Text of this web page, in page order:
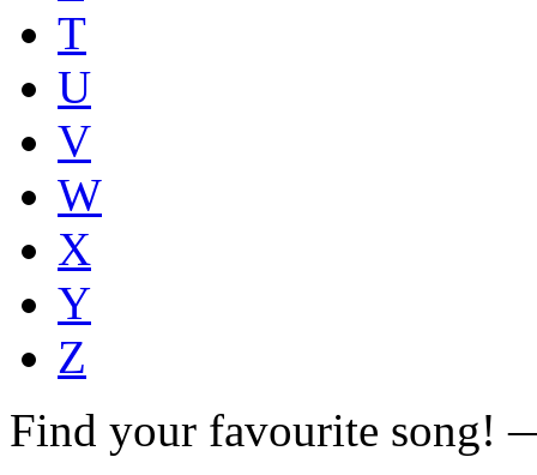
T
U
V
W
X
Y
Z
Find your favourite song!